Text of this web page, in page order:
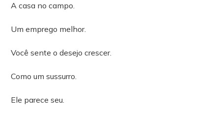
A casa no campo.
Um emprego melhor.
Você sente o desejo crescer.
Como um sussurro.
Ele parece seu.